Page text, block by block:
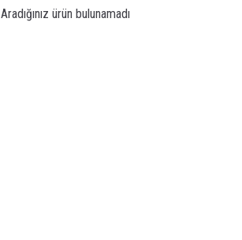
Aradığınız ürün bulunamadı